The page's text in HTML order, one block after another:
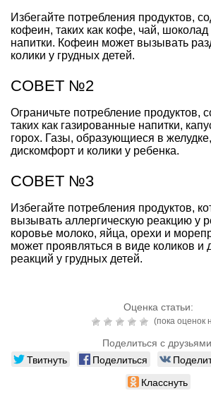
Избегайте потребления продуктов,
кофеин, таких как кофе, чай,
напитки. Кофеин может вызывать
колики у грудных детей.
СОВЕТ №2
Ограничьте потребление продуктов,
таких как газированные напитки,
горох. Газы, образующиеся в
дискомфорт и колики у ребенка.
СОВЕТ №3
Избегайте потребления продуктов,
вызывать аллергическую реакцию у
коровье молоко, яйца, орехи и
может проявляться в виде коликов и
реакций у грудных детей.
Оценка статьи:
(пока оценок
Поделиться с
Твитнуть Поделиться
Класснуть